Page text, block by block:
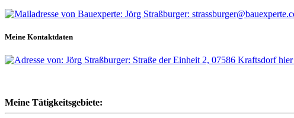
Meine Kontaktdaten
hier
Meine Tätigkeitsgebiete: